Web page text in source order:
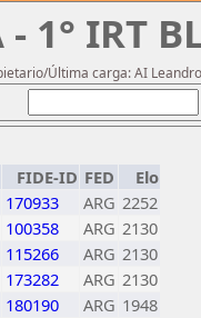
- 1° IRT
Última carga: AI
FIDE-ID FED
Elo
170933 ARG 2252
100358 ARG 2130
115266 ARG 2130
173282 ARG 2130
180190 ARG 1948